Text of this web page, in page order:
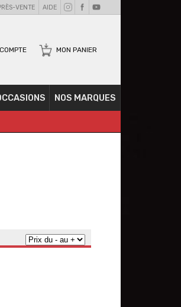
VENTE AIDE
MON PANIER
NOS MARQUES